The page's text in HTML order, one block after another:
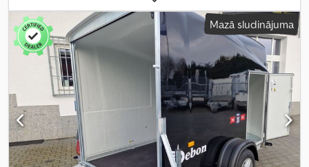
augstums:1 800 mm, kopējais platums:2 295 mm, kopējais
augstums:
2 390 mm, Ražošanas gads: Mazā sludinājuma